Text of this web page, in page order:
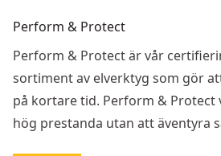
Perform & Protect
Perform & Protect är vår
sortiment av elverktyg som gör
på kortare tid. Perform & Protect
hög prestanda utan att äventyra